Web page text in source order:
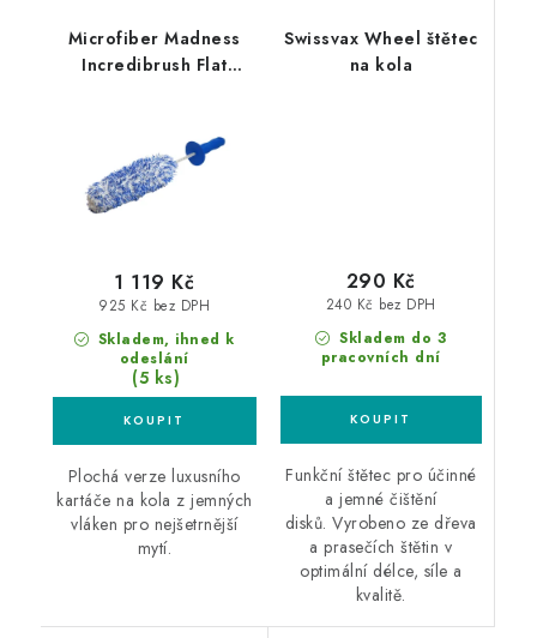
Microfiber Madness
Incredibrush Flat
Skladem, ihned k
odeslání
(5 ks)
925 Kč bez DPH
1 119 Kč
Plochá verze luxusního
kartáče na kola z jemných
vláken pro nejšetrnější
mytí.
Swissvax Wheel štětec
na kola
Skladem do 3
pracovních dní
240 Kč bez DPH
290 Kč
Funkční štětec pro účinné
a jemné čištění
disků. Vyrobeno ze dřeva
a prasečích štětin v
optimální délce, síle a
kvalitě.